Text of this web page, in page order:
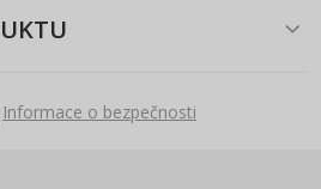
Informace o bezpečnosti